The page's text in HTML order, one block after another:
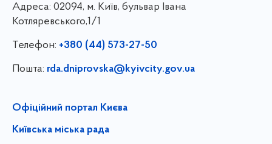
Адреса: 02094, м. Київ, бульвар Івана
Котляревського,1/1
Телефон: +380 (44) 573-27-50
Пошта: rda.dniprovska@kyivcity.gov.ua
Офіційний портал Києва
Київська міська рада